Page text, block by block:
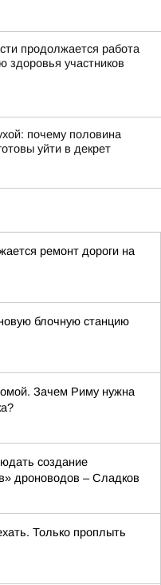
продолжается работа
здоровья участников
почему половина
уйти в декрет
ремонт дороги на
блочную станцию
Зачем Риму нужна
создание
дроноводов – Сладков
Только проплыть